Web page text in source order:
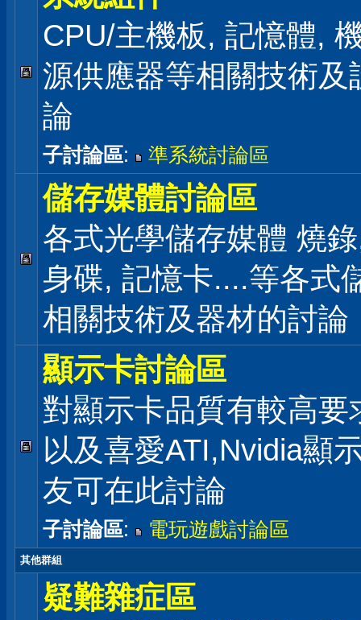
CPU/主機板, 記憶體,
源供應器等相關技術及
論
子討論區: 準系統討論區
儲存媒體討論區
各式光學儲存媒體 燒
身碟, 記憶卡....等各式
相關技術及器材的討論
顯示卡討論區
對顯示卡品質有較高要
以及喜愛ATI,Nvidia顯
友可在此討論
子討論區: 電玩遊戲討論區
其他群組
疑難雜症區